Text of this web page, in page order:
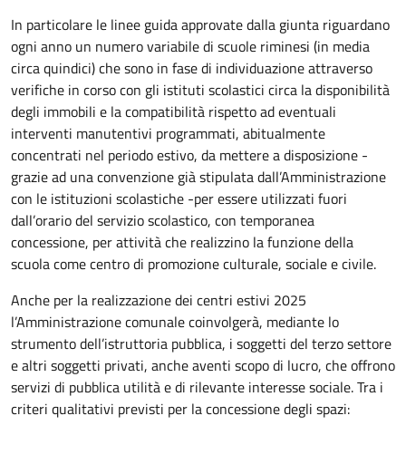
In particolare le linee guida approvate dalla giunta riguardano
ogni anno un numero variabile di scuole riminesi (in media
circa quindici) che sono in fase di individuazione attraverso
verifiche in corso con gli istituti scolastici circa la disponibilità
degli immobili e la compatibilità rispetto ad eventuali
interventi manutentivi programmati, abitualmente
concentrati nel periodo estivo, da mettere a disposizione -
grazie ad una convenzione già stipulata dall’Amministrazione
con le istituzioni scolastiche -per essere utilizzati fuori
dall’orario del servizio scolastico, con temporanea
concessione, per attività che realizzino la funzione della
scuola come centro di promozione culturale, sociale e civile.
Anche per la realizzazione dei centri estivi 2025
l’Amministrazione comunale coinvolgerà, mediante lo
strumento dell’istruttoria pubblica, i soggetti del terzo settore
e altri soggetti privati, anche aventi scopo di lucro, che offrono
servizi di pubblica utilità e di rilevante interesse sociale. Tra i
criteri qualitativi previsti per la concessione degli spazi: